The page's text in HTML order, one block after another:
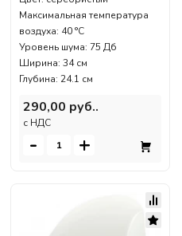
Максимальная температура
воздуха: 40 °C
Уровень шума: 75 Дб
Ширина: 34 см
Глубина: 24.1 см
290,00 руб..
c НДС
- +